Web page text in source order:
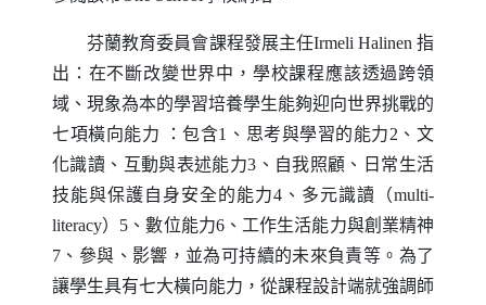
芬蘭教育委員會課程發展主任Irmeli Halinen指
出：在不斷改變世界中，學校課程應該透過跨領
域、現象為本的學習培養學生能夠迎向世界挑戰的
七項橫向能力
：包含1 、思考與學習的能力2 、文
化識讀、互動與表述能力3 、自我照顧、日常生活
技能與保護自身安全的能力4 、多元識讀（multi-
literacy） 5 、數位能力6、工作生活能力與創業精神
7 、參與、影響，並為可持續的未來負責等。為了
讓學生具有七大橫向能力，從課程設計端就強調師